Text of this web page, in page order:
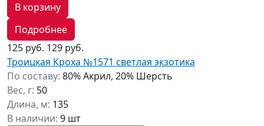
В корзину
Подробнее
125 руб. 129 руб.
Троицкая Кроха №1571 светлая экзотика
По составу: 80% Акрил, 20% Шерсть
Вес, г: 50
Длина, м: 135
В наличии: 9 шт